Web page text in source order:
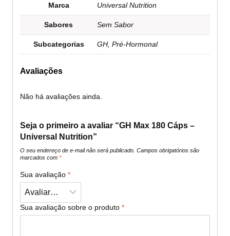
Marca Universal Nutrition
Sabores Sem Sabor
Subcategorias GH, Pré-Hormonal
Avaliações
Não há avaliações ainda.
Seja o primeiro a avaliar “GH Max 180 Cáps –
Universal Nutrition”
O seu endereço de e-mail não será publicado. Campos obrigatórios são
marcados com *
Sua avaliação *
Sua avaliação sobre o produto *